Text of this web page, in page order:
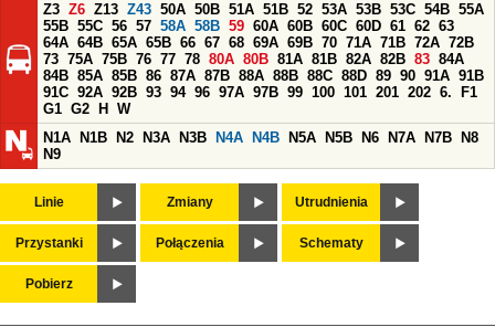
Z3 Z6 Z13 Z43 50A 50B 51A 51B 52 53A 53B 53C 54B 55A
55B 55C 56 57 58A 58B 59 60A 60B 60C 60D 61 62 63
64A 64B 65A 65B 66 67 68 69A 69B 70 71A 71B 72A 72B
73 75A 75B 76 77 78 80A 80B 81A 81B 82A 82B 83 84A
84B 85A 85B 86 87A 87B 88A 88B 88C 88D 89 90 91A 91B
91C 92A 92B 93 94 96 97A 97B 99 100 101 201 202 6.
F1
G1 G2 H
W
N1A
N1B N2 N3A N3B N4A N4B N5A N5B N6 N7A N7B
N8
N9
Linie Zmiany Utrudnienia
Przystanki Połączenia Schematy
Pobierz